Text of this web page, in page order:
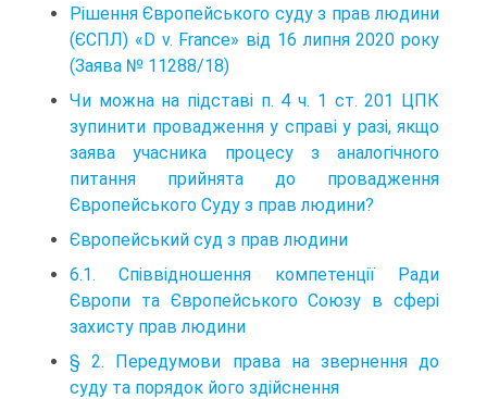
Рішення Європейського суду з прав людини
(ЄСПЛ) «D v. France» від 16 липня 2020 року
(Заява № 11288/18)
Чи можна на підставі п. 4 ч. 1 ст. 201 ЦПК
зупинити провадження у справі у разі, якщо
заява учасника процесу з аналогічного
питання прийнята до провадження
Європейського Суду з прав людини?
Європейський суд з прав людини
6.1. Співвідношення компетенції Ради
Європи та Європейського Союзу в сфері
захисту прав людини
§ 2. Передумови права на звернення до
суду та порядок його здійснення